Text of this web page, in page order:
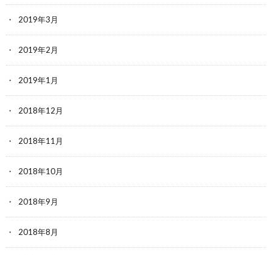
2019年3月
2019年2月
2019年1月
2018年12月
2018年11月
2018年10月
2018年9月
2018年8月